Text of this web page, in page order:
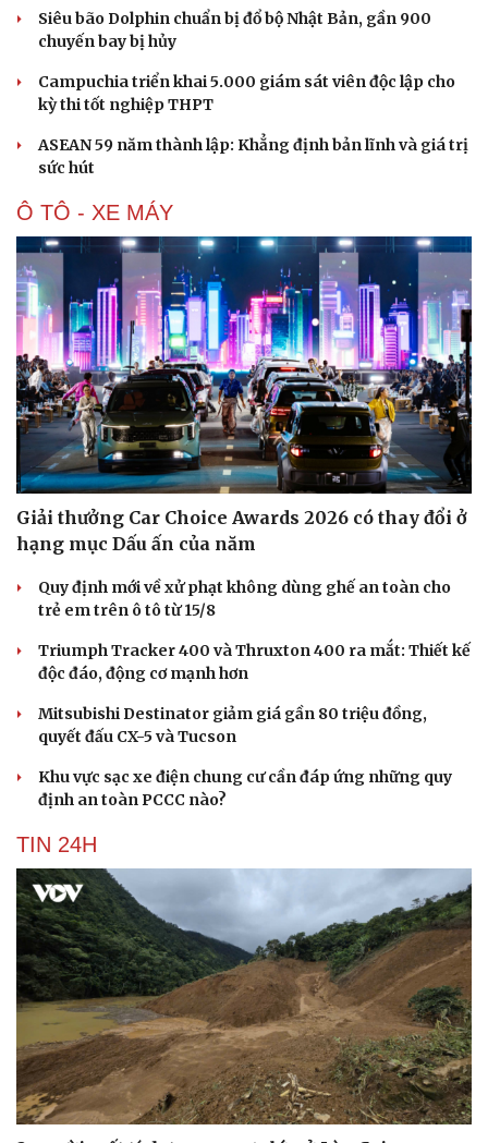
Siêu bão Dolphin chuẩn bị đổ bộ Nhật Bản, gần 900
chuyến bay bị hủy
Campuchia triển khai 5.000 giám sát viên độc lập cho
kỳ thi tốt nghiệp THPT
ASEAN 59 năm thành lập: Khẳng định bản lĩnh và giá trị
sức hút
Ô TÔ - XE MÁY
Giải thưởng Car Choice Awards 2026 có thay đổi ở
hạng mục Dấu ấn của năm
Quy định mới về xử phạt không dùng ghế an toàn cho
trẻ em trên ô tô từ 15/8
Triumph Tracker 400 và Thruxton 400 ra mắt: Thiết kế
độc đáo, động cơ mạnh hơn
Mitsubishi Destinator giảm giá gần 80 triệu đồng,
quyết đấu CX-5 và Tucson
Khu vực sạc xe điện chung cư cần đáp ứng những quy
định an toàn PCCC nào?
TIN 24H